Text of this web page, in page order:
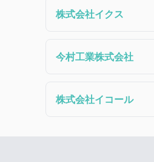
株式会社イクス
今村工業株式会社
株式会社イコール